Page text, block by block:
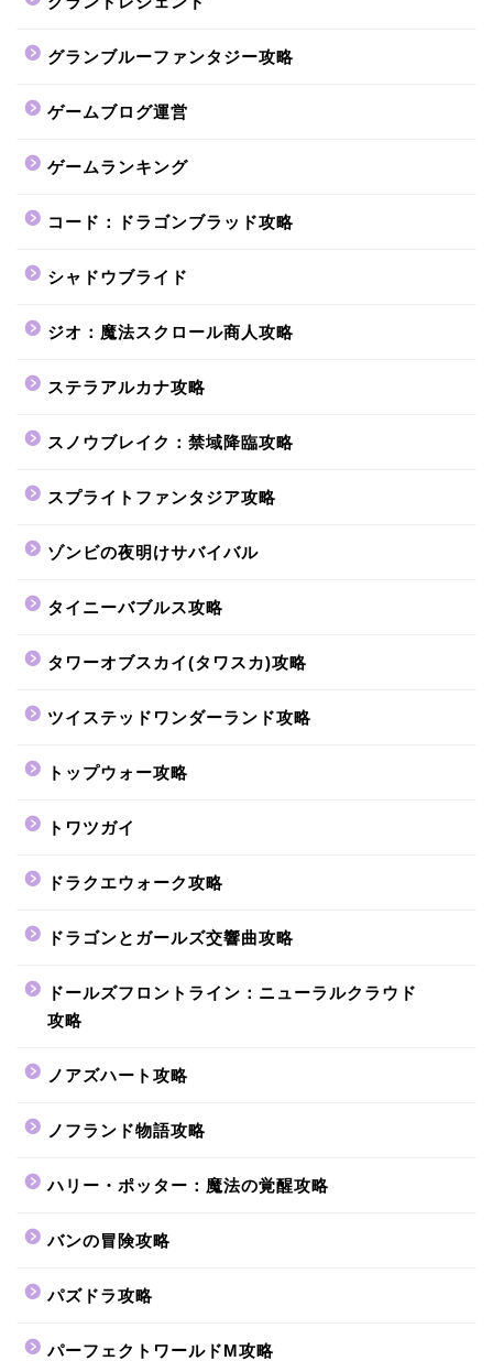
グランブルーファンタジー攻略
ゲームブログ運営
ゲームランキング
コード：ドラゴンブラッド攻略
シャドウブライド
ジオ：魔法スクロール商人攻略
ステラアルカナ攻略
スノウブレイク：禁域降臨攻略
スプライトファンタジア攻略
ゾンビの夜明けサバイバル
タイニーバブルス攻略
タワーオブスカイ(タワスカ)攻略
ツイステッドワンダーランド攻略
トップウォー攻略
トワツガイ
ドラクエウォーク攻略
ドラゴンとガールズ交響曲攻略
ドールズフロントライン：ニューラルクラウド
攻略
ノアズハート攻略
ノフランド物語攻略
ハリー・ポッター：魔法の覚醒攻略
バンの冒険攻略
パズドラ攻略
パーフェクトワールドM攻略